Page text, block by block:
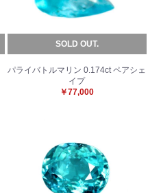
SOLD OUT.
パライバトルマリン 0.174ct ペアシェ
イプ
￥77,000